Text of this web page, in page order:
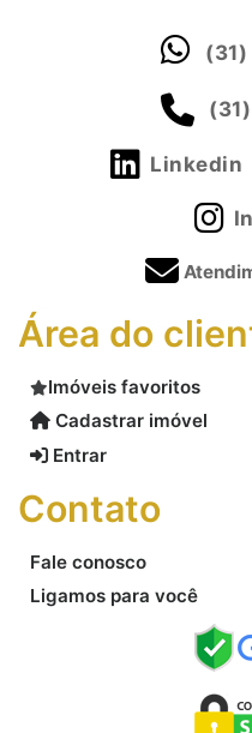
(31)
Linkedin
Área do
Imóveis favoritos
Cadastrar imóvel
Entrar
Contato
Fale conosco
Ligamos para você